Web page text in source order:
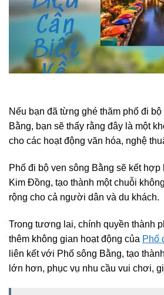
Nếu bạn đã từng ghé thăm phố đi
Bằng, bạn sẽ thấy rằng đây là một
cho các hoạt động văn hóa, nghệ
Phố đi bộ ven sông Bằng sẽ kết
Kim Đồng, tạo thành một chuỗi
rộng cho cả người dân và du khách.
Trong tương lai, chính quyền thành
thêm không gian hoạt động của Phố
liên kết với Phố sông Bằng, tạo
lớn hơn, phục vụ nhu cầu vui chơi,